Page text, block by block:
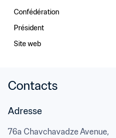
Confédération
Président
Site web
Contacts
Adresse
76a Chavchavadze Avenue,